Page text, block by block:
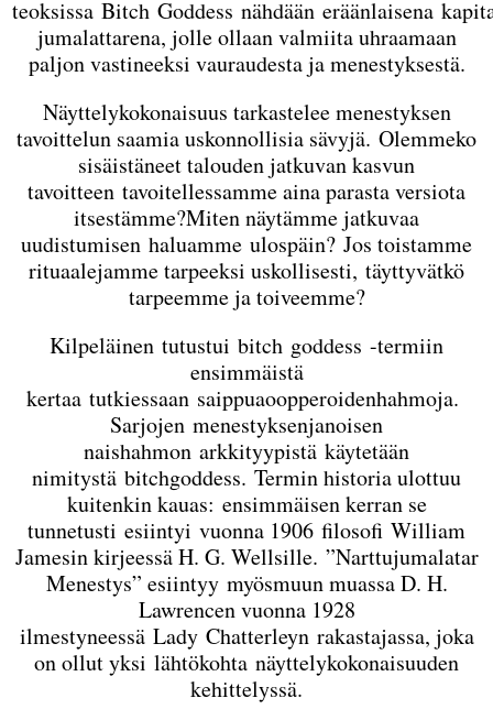
teoksissa Bitch Goddess nähdään eräänlaisena
jumalattarena, jolle ollaan valmiita uhraamaan
paljon vastineeksi vauraudesta ja menestyksestä.
Näyttelykokonaisuus tarkastelee menestyksen
tavoittelun saamia uskonnollisia sävyjä. Olemmeko
sisäistäneet talouden jatkuvan kasvun
tavoitteen tavoitellessamme aina parasta versiota
itsestämme?Miten näytämme jatkuvaa
uudistumisen haluamme ulospäin? Jos toistamme
rituaalejamme tarpeeksi uskollisesti, täyttyvätkö
tarpeemme ja toiveemme?
Kilpeläinen tutustui bitch goddess -termiin
ensimmäistä
kertaa tutkiessaan saippuaoopperoidenhahmoja.
Sarjojen menestyksenjanoisen
naishahmon arkkityypistä käytetään
nimitystä bitchgoddess. Termin historia ulottuu
kuitenkin kauas: ensimmäisen kerran se
tunnetusti esiintyi vuonna 1906 filosofi William
Jamesin kirjeessä H. G. Wellsille. ”Narttujumalatar
Menestys” esiintyy myösmuun muassa D. H.
Lawrencen vuonna 1928
ilmestyneessä Lady Chatterleyn rakastajassa, joka
on ollut yksi lähtökohta näyttelykokonaisuuden
kehittelyssä.